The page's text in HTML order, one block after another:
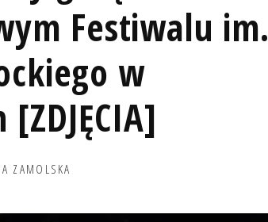
Festiwalu im.
w
ZAMOLSKA